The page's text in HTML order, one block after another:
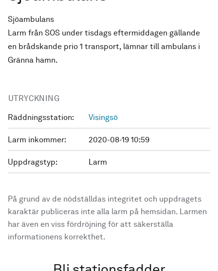
Sjöambulans
Larm från SOS under tisdags eftermiddagen gällande
en brådskande prio 1 transport, lämnar till ambulans i
Gränna hamn.
UTRYCKNING
Räddningsstation: Visingsö
Larm inkommer: 2020-08-19 10:59
Uppdragstyp: Larm
På grund av de nödställdas integritet och uppdragets
karaktär publiceras inte alla larm på hemsidan. Larmen
har även en viss fördröjning för att säkerställa
informationens korrekthet.